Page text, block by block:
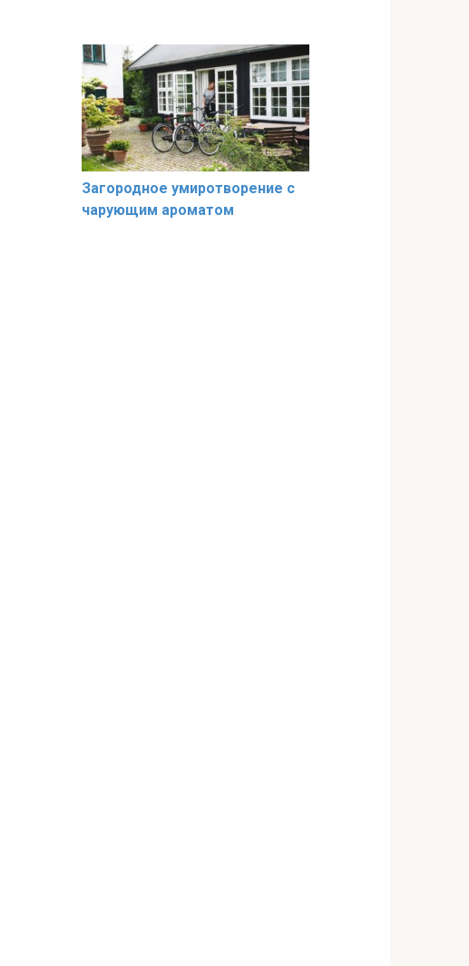
Загородное умиротворение с
чарующим ароматом